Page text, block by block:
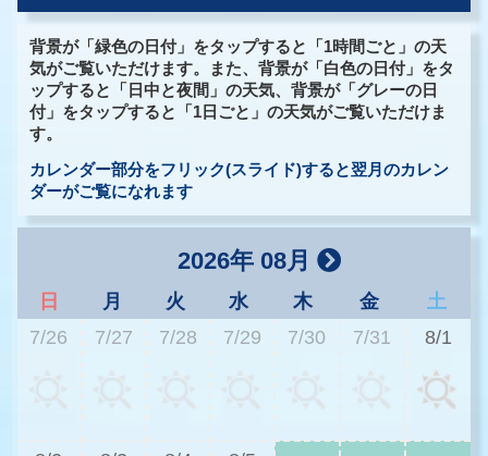
背景が「緑色の日付」をタップすると「1時間ごと」の天
気がご覧いただけます。また、背景が「白色の日付」をタ
ップすると「日中と夜間」の天気、背景が「グレーの日
付」をタップすると「1日ごと」の天気がご覧いただけま
す。
カレンダー部分をフリック(スライド)すると翌月のカレン
ダーがご覧になれます
2026年 08月
日 月 火 水 木 金
土
7/26
7/27 7/28 7/29 7/30 7/31 8/1